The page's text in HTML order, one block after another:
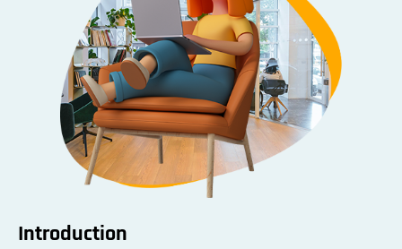
Introduction